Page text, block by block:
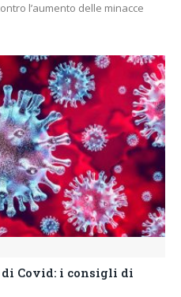
l’aumento delle minacce
Covid: i consigli di